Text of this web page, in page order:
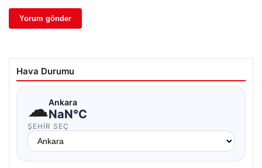
Hava Durumu
☁Ankara
NaN°C
ŞEHIR SEÇ